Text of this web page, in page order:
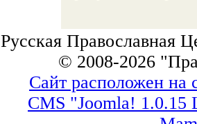
Русская Православная
© 2008-2026
Сайт расположен на
СMS "Joomla! 1.0.15